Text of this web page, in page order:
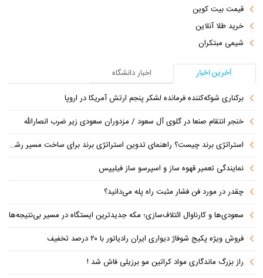
قیمت بیت کوین
خرید طلا آنلاین
شیمی مبتکران
آخرین اخبار
اخبار دانشگاه
برکناری شوکه‌کننده فرمانده لشکر پنجم ارتش آمریکا در اروپا
خنجر انتقام صنعا در گلوی آل سعود / مزدوران سعودی زیر ضرب انصارالله
استراتژی برند چیست؟ راهنمای تدوین استراتژی برند برای ساخت مسیر رشد متمایز
نمایندگی تعمیر قهوه ساز و اسپرسو ساز فیلیپس
چقدر در مورد فن فشار مثبت راه پله می‌دانید؟
سعودی‌ها و کارناوال ائتلاف‌سازی؛ مکه جدیدترین ایستگاه در مسیر بی‌نتیجه‌ها
فروش ویژه پکیج شوفاژ دیواری ایران رادیاتور با ۲۰ درصد تخفیف
راز بزرگ ماندگاری مواد کراتین مو برزیلی فاش شد !